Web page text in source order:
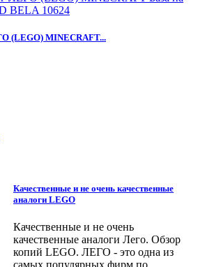
(LEGO) MINECRAFT...
Качественные и не очень качественные
аналоги LEGO
Качественные и не очень
качественные аналоги Лего. Обзор
копий LEGO. ЛЕГО - это одна из